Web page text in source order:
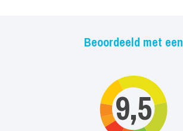
Beoordeeld met een
9,5